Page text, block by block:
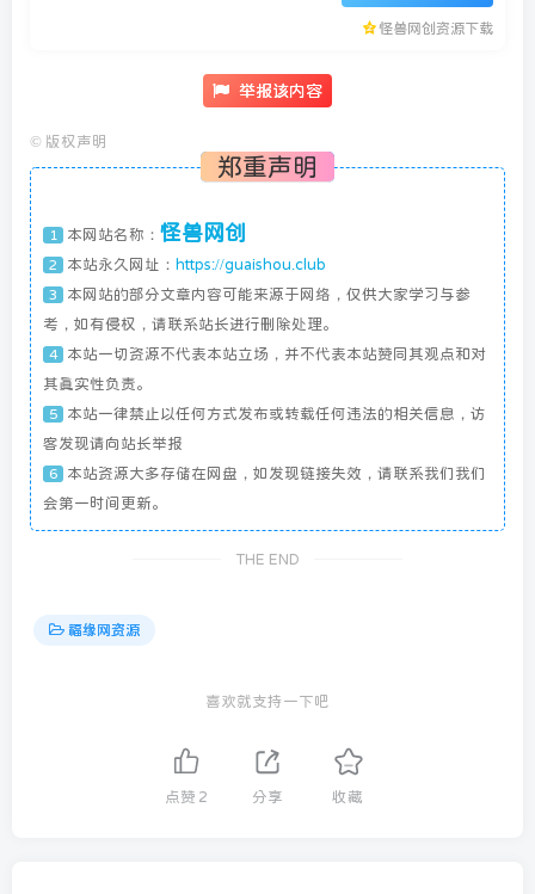
怪兽网创资源下载
举报该内容
© 版权声明
郑重声明
1 本网站名称： 怪兽网创
2 本站永久网址： https://guaishou.club
3
本网站的部分文章内容可能来源于网络，仅供大家学习与参
考，如有侵权，请联系站长进行删除处理。
4
本站一切资源不代表本站立场，并不代表本站赞同其观点和对
其真实性负责。
5
本站一律禁止以任何方式发布或转载任何违法的相关信息，访
客发现请向站长举报
6
本站资源大多存储在网盘，如发现链接失效，请联系我们我们
会第一时间更新。
THE END
福缘网资源
喜欢就支持一下吧
点赞 2 分享 收藏